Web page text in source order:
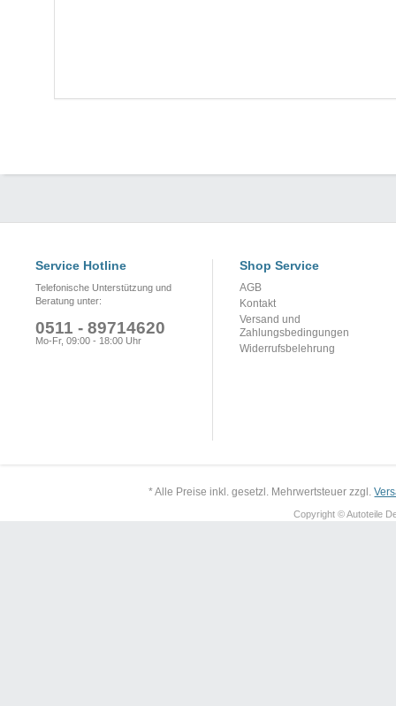
Service Hotline
Telefonische Unterstützung und
Beratung unter:
0511 - 89714620
Mo-Fr, 09:00 - 18:00 Uhr
Shop Service
AGB
Kontakt
Versand und
Zahlungsbedingungen
Widerrufsbelehrung
* Alle Preise inkl. gesetzl. Mehrwertsteuer zzgl.
Copyright © Autoteile